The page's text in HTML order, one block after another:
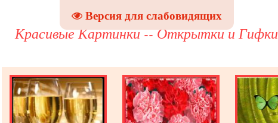
Версия для слабовидящих
Красивые Картинки -- Открытки и Гифки